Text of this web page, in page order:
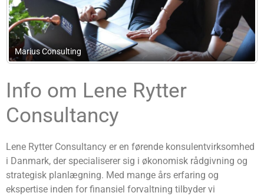
Marius Consulting
Info om Lene Rytter
Consultancy
Lene Rytter Consultancy er en førende konsulentvirksomhed
i Danmark, der specialiserer sig i økonomisk rådgivning og
strategisk planlægning. Med mange års erfaring og
ekspertise inden for finansiel forvaltning tilbyder vi